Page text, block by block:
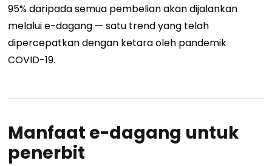
95% daripada semua pembelian akan dijalankan
melalui e-dagang — satu trend yang telah
dipercepatkan dengan ketara oleh pandemik
COVID-19.
Manfaat e-dagang untuk
penerbit